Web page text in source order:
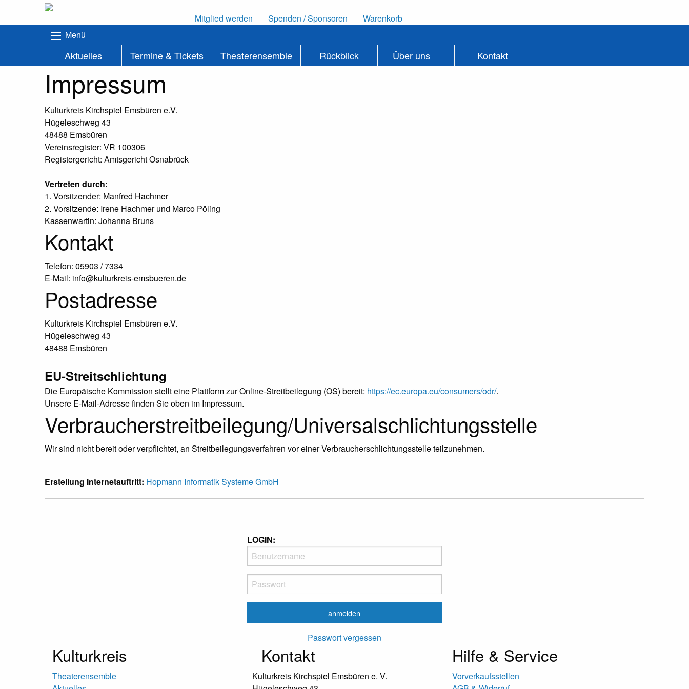
Mitglied werden Spenden / Sponsoren
Warenkorb
Menü
Aktuelles Termine & Tickets Theaterensemble Rückblick Über uns Kontakt
Impressum
Kulturkreis Kirchspiel Emsbüren e.V.
Hügeleschweg 43
48488 Emsbüren
Vereinsregister: VR 100306
Registergericht: Amtsgericht Osnabrück
Vertreten durch:
1. Vorsitzender: Manfred Hachmer
2. Vorsitzende: Irene Hachmer und Marco Pöling
Kassenwartin: Johanna Bruns
Kontakt
Telefon: 05903 / 7334
E-Mail: info@kulturkreis-emsbueren.de
Postadresse
Kulturkreis Kirchspiel Emsbüren e.V.
Hügeleschweg 43
48488 Emsbüren
EU-Streitschlichtung
Die Europäische Kommission stellt eine Plattform zur Online-Streitbeilegung (OS) bereit: https://ec.europa.eu/consumers/odr/.
Unsere E-Mail-Adresse finden Sie oben im Impressum.
Verbraucher­streit­beilegung/Universal­schlichtungs­stelle
Wir sind nicht bereit oder verpflichtet, an Streitbeilegungsverfahren vor einer Verbraucherschlichtungsstelle teilzunehmen.
Erstellung Internetauftritt: Hopmann Informatik Systeme GmbH
LOGIN:
Passwort vergessen
Kulturkreis
Theaterensemble
Kontakt
Kulturkreis Kirchspiel Emsbüren e. V.
Hilfe & Service
Vorverkaufsstellen